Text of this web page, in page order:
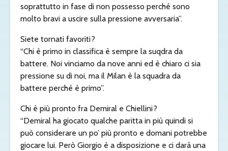
soprattutto in fase di non possesso perché sono
molto bravi a uscire sulla pressione avversaria”.
Siete tornati favoriti?
“Chi è primo in classifica è sempre la suqdra da
battere. Noi vinciamo da nove anni ed è chiaro ci sia
pressione su di noi, ma il Milan è la squadra da
battere perché è primo”.
Chi è più pronto fra Demiral e Chiellini?
“Demiral ha giocato qualche paritta in più quindi si
può considerare un po’ più pronto e domani potrebbe
giocare lui. Però Giorgio è a disposizione e ci darà una